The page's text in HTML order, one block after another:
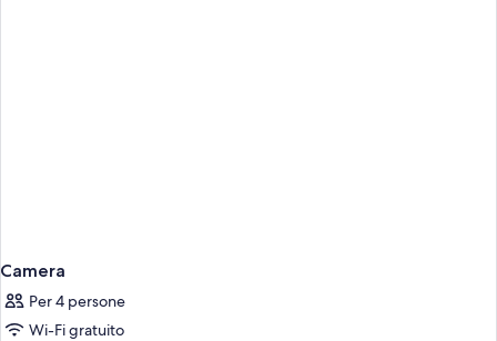
Camera
Per 4 persone
Wi-Fi gratuito